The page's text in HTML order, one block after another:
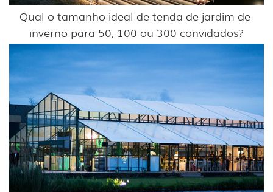
Qual o tamanho ideal de tenda de jardim de
inverno para 50, 100 ou 300 convidados?